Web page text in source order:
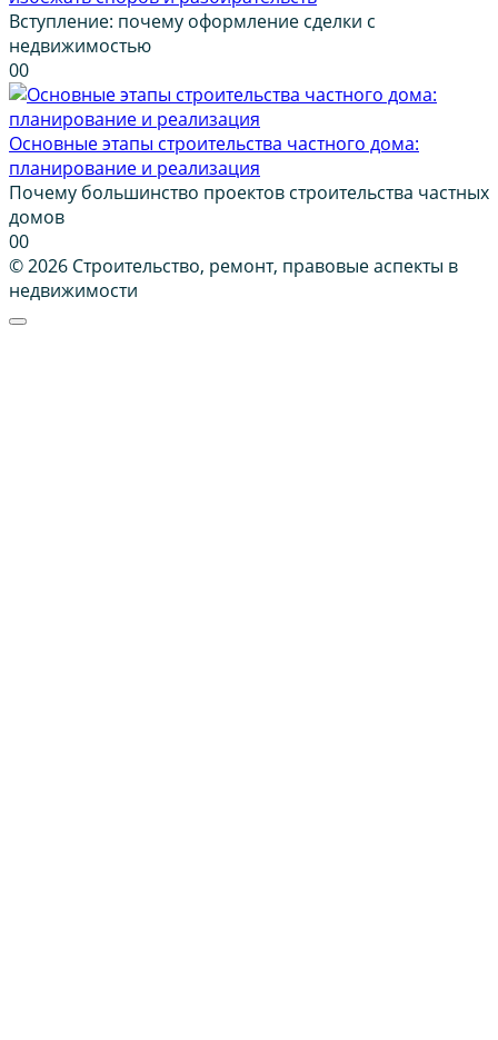
Вступление: почему оформление сделки с
недвижимостью
00
Основные этапы строительства частного дома:
планирование и реализация
Почему большинство проектов строительства частных
домов
00
© 2026 Строительство, ремонт, правовые аспекты в
недвижимости